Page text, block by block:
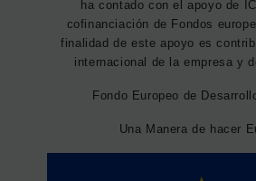
ha contado con el apoyo de
cofinanciación de Fondos
finalidad de este apoyo es
internacional de la empresa y
Fondo Europeo de
Una Manera de hacer